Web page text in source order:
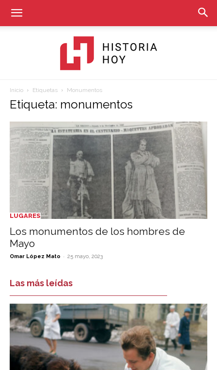
Hoy
Inicio Etiquetas Monumentos
Etiqueta: monumentos
LUGARES
Los monumentos de los hombres de
Mayo
Omar López Mato - 25 mayo, 2023
Las más leídas